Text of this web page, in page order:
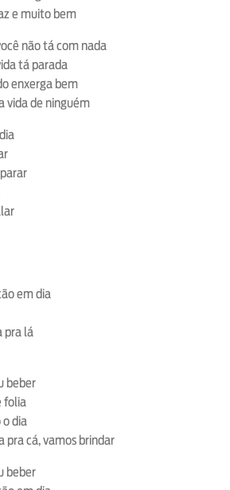
e muito bem
não tá com nada
tá parada
enxerga bem
vida de ninguém
em dia
pra lá
beber
folia
o dia
pra cá, vamos brindar
beber